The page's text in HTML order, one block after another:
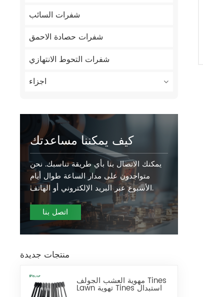
شفرات السائب
شفرات حصادة الاحمق
شفرات التحوط الانتهازي
اجزاء
كيف يمكننا مساعدتك
يمكنك الاتصال بنا بأي طريقة تناسبك. نحن
متواجدون على مدار الساعة طوال أيام
الأسبوع عبر البريد الإلكتروني أو الهاتف.
اتصل بنا
منتجات جديدة
مهوية العشب الجولف Tines
Lawn تهوية Tines استبدال